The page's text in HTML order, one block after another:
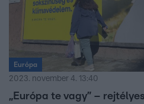
Európa
2023. november 4. 13:40
„Európa te vagy” –